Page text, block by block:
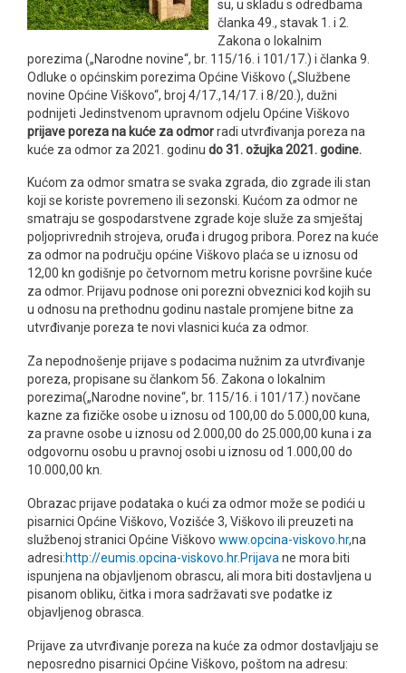
su, u skladu s odredbama
članka 49., stavak 1. i 2.
Zakona o lokalnim
porezima („Narodne novine“, br. 115/16. i 101/17.) i članka 9.
Odluke o općinskim porezima Općine Viškovo („Službene
novine Općine Viškovo“, broj 4/17.,14/17. i 8/20.), dužni
podnijeti Jedinstvenom upravnom odjelu Općine Viškovo
prijave poreza na kuće za odmorradi utvrđivanja poreza na
kuće za odmor za 2021. godinu do 31. ožujka 2021. godine.
Kućom za odmor smatra se svaka zgrada, dio zgrade ili stan
koji se koriste povremeno ili sezonski. Kućom za odmor ne
smatraju se gospodarstvene zgrade koje služe za smještaj
poljoprivrednih strojeva, oruđa i drugog pribora. Porez na kuće
za odmor na području općine Viškovo plaća se u iznosu od
12,00 kn godišnje po četvornom metru korisne površine kuće
za odmor. Prijavu podnose oni porezni obveznici kod kojih su
u odnosu na prethodnu godinu nastale promjene bitne za
utvrđivanje poreza te novi vlasnici kuća za odmor.
Za nepodnošenje prijave s podacima nužnim za utvrđivanje
poreza, propisane su člankom 56. Zakona o lokalnim
porezima(„Narodne novine“, br. 115/16. i 101/17.) novčane
kazne za fizičke osobe u iznosu od 100,00 do 5.000,00 kuna,
za pravne osobe u iznosu od 2.000,00 do 25.000,00 kuna i za
odgovornu osobu u pravnoj osobi u iznosu od 1.000,00 do
10.000,00 kn.
Obrazac prijave podataka o kući za odmor može se podići u
pisarnici Općine Viškovo, Vozišće 3, Viškovo ili preuzeti na
službenoj stranici Općine Viškovo www.opcina-viskovo.hr,na
adresi:http://eumis.opcina-viskovo.hr.Prijava ne mora biti
ispunjena na objavljenom obrascu, ali mora biti dostavljena u
pisanom obliku, čitka i mora sadržavati sve podatke iz
objavljenog obrasca.
Prijave za utvrđivanje poreza na kuće za odmor dostavljaju se
neposredno pisarnici Općine Viškovo, poštom na adresu: